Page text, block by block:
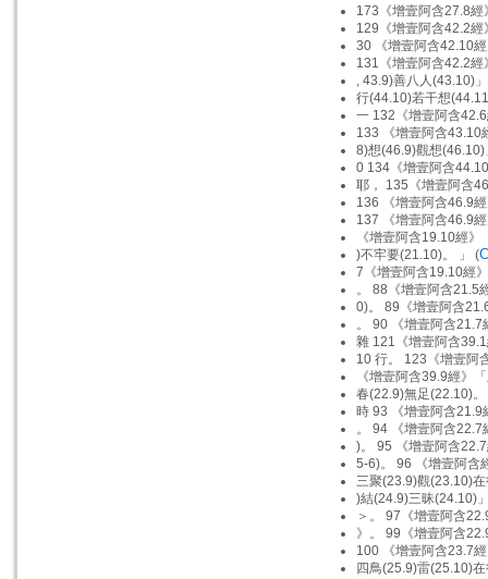
173《增壹阿含27.8經
129《增壹阿含42.2經
30 《增壹阿含42.10
131《增壹阿含42.2經
, 43.9)善八人(43.10)
行(44.10)若干想
一 132《增壹阿含
133 《增壹阿含43.10
8)想(46.9)觀想(46.10)
0 134《增壹阿含
耶， 135《增壹阿含
136 《增壹阿含46.9
137 《增壹阿含46.9
《增壹阿含19.10經
)不牢要(21.10)。 」 (
7《增壹阿含19.10經
。 88《增壹阿含21.5
0)。 89《增壹阿含
。 90 《增壹阿含21.7
雜 121《增壹阿含
10 行。 123《增壹阿
《增壹阿含39.9經》
春(22.9)無足(22.10)。
時 93 《增壹阿含21.9
。 94 《增壹阿含22.7
)。 95 《增壹阿含
5-6)。 96 《增壹阿含
三聚(23.9)觀(23.10)
)結(24.9)三昧(24.10)
＞。 97《增壹阿含
》。 99《增壹阿含
100 《增壹阿含23.7
四鳥(25.9)雷(25.10)